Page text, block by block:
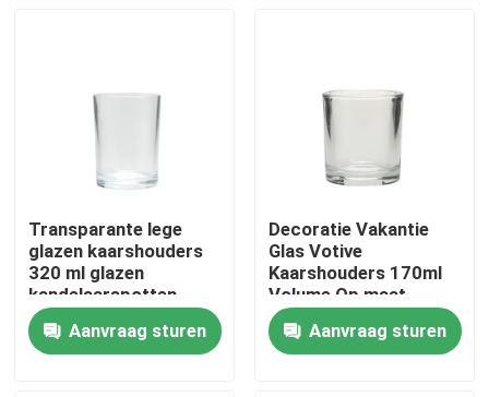
Neem contact met ons op
Vraag een offerte
lege glaspotten
houders van de glas votive kaars
Transparante lege
glazen kaarshouders
320 ml glazen
kandelaarspotten
Aanvraag sturen
Decoratie Vakantie
Glas Votive
Kaarshouders 170ml
Volume Op maat
Aanvraag sturen